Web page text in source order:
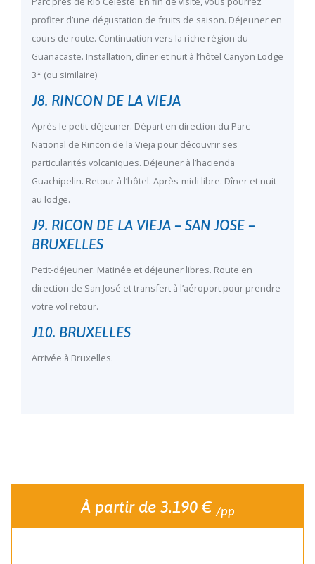
profiter d’une dégustation de fruits de saison. Déjeuner en
cours de route. Continuation vers la riche région du
Guanacaste. Installation, dîner et nuit à l’hôtel Canyon Lodge
3* (ou similaire)
J8. RINCON DE LA VIEJA
Après le petit-déjeuner. Départ en direction du Parc
National de Rincon de la Vieja pour découvrir ses
particularités volcaniques. Déjeuner à l’hacienda
Guachipelin. Retour à l’hôtel. Après-midi libre. Dîner et nuit
au lodge.
J9. RICON DE LA VIEJA – SAN JOSE –
BRUXELLES
Petit-déjeuner. Matinée et déjeuner libres. Route en
direction de San José et transfert à l’aéroport pour prendre
votre vol retour.
J10. BRUXELLES
Arrivée à Bruxelles.
À partir de 3.190 € /pp